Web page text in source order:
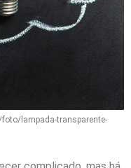
foto/lampada-transparente-